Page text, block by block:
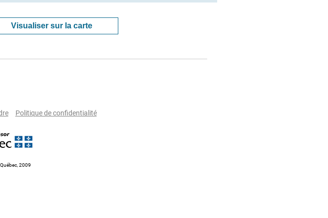
Visualiser sur la carte
Politique de confidentialité
2009